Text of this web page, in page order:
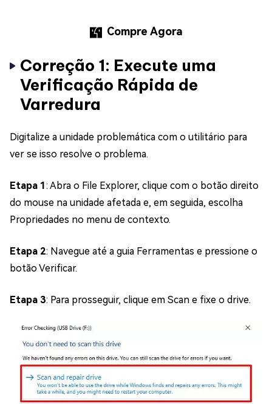
Compre Agora
Correção 1: Execute uma
Verificação Rápida de
Varredura
Digitalize a unidade problemática com o utilitário para
ver se isso resolve o problema.
Etapa 1: Abra o File Explorer, clique com o botão direito
do mouse na unidade afetada e, em seguida, escolha
Propriedades no menu de contexto.
Etapa 2: Navegue até a guia Ferramentas e pressione o
botão Verificar.
Etapa 3: Para prosseguir, clique em Scan e fixe o drive.